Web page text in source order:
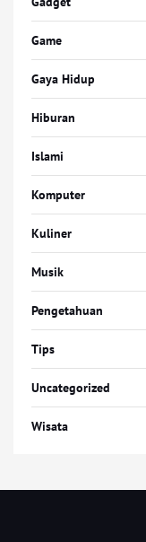
Game
Gaya Hidup
Hiburan
Islami
Komputer
Kuliner
Musik
Pengetahuan
Tips
Uncategorized
Wisata